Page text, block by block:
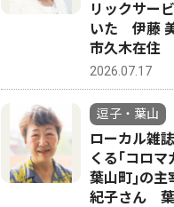
リックサー
いた 伊藤
市久木在住
2026.07.17
逗子・葉山
ローカル雑
くる｢コロマ
葉山町｣の
紀子さん